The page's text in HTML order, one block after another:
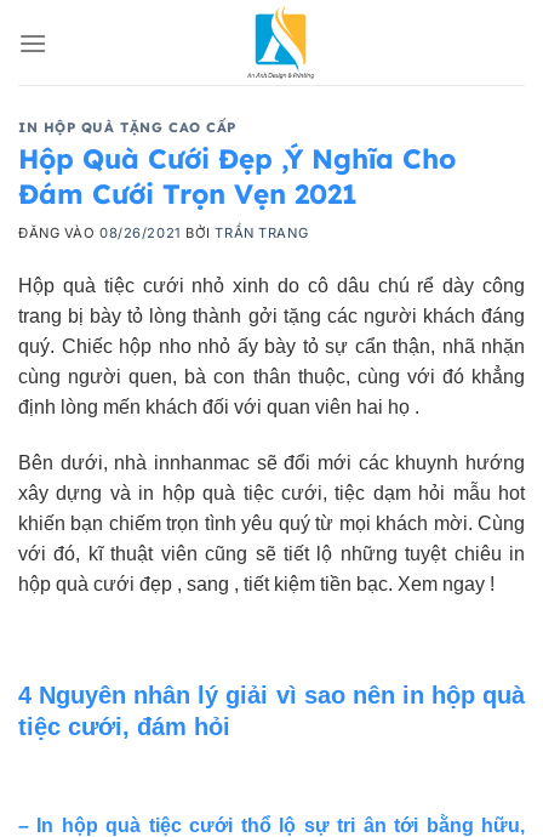
qua
IN HỘP QUÀ TẶNG CAO CẤP
Hộp Quà Cưới Đẹp ,Ý Nghĩa Cho
Đám Cưới Trọn Vẹn 2021
ĐĂNG VÀO08/26/2021 BỞITRẦN TRANG
Hộp quà tiệc cưới nhỏ xinh do cô dâu chú rể dày công
trang bị bày tỏ lòng thành gởi tặng các người khách đáng
quý. Chiếc hộp nho nhỏ ấy bày tỏ sự cẩn thận, nhã nhặn
cùng người quen, bà con thân thuộc, cùng với đó khẳng
định lòng mến khách đối với quan viên hai họ .
Bên dưới, nhà innhanmac sẽ đổi mới các khuynh hướng
xây dựng và in hộp quà tiệc cưới, tiệc dạm hỏi mẫu hot
khiến bạn chiếm trọn tình yêu quý từ mọi khách mời. Cùng
với đó, kĩ thuật viên cũng sẽ tiết lộ những tuyệt chiêu in
hộp quà cưới đẹp , sang , tiết kiệm tiền bạc. Xem ngay !
4 Nguyên nhân lý giải vì sao nên in hộp quà
tiệc cưới, đám hỏi
– In hộp quà tiệc cưới thổ lộ sự tri ân tới bằng hữu,